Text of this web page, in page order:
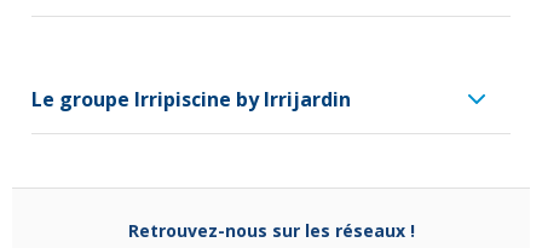
Le groupe Irripiscine by Irrijardin
Retrouvez-nous sur les réseaux !